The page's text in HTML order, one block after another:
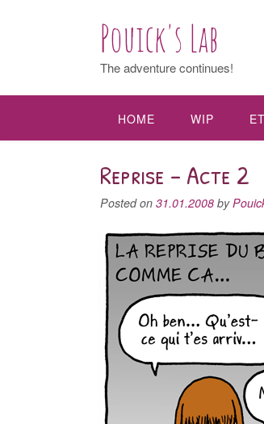
Pouick's Lab
The adventure continues!
HOME WIP
Reprise – Acte 2
Posted on 31.01.2008 by